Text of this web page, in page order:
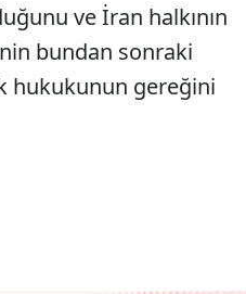
ve İran halkının
bundan sonraki
hukukunun gereğini